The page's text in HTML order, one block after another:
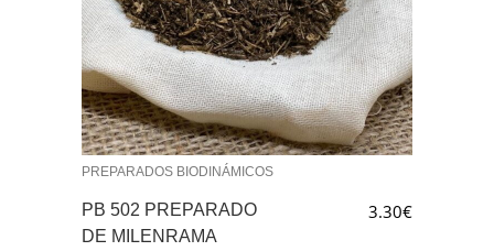
PREPARADOS BIODINÁMICOS
PB 502 PREPARADO
DE MILENRAMA
3.30€